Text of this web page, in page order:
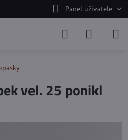
Panel uživatele
vel. 25 ponikl